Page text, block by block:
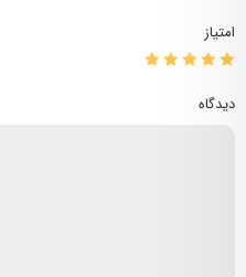
امتیاز
دیدگاه